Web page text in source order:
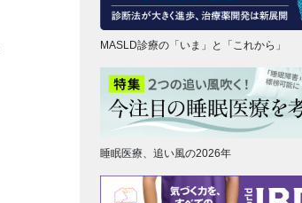
MASLD診療の「いま」と「これから」
睡眠医療、追い風の2026年